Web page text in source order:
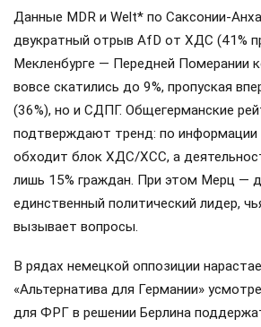
Данные MDR и Welt* по Саксонии-
двукратный отрыв AfD от ХДС (41%
Мекленбурге — Передней Померании
вовсе скатились до 9%, пропуская
(36%), но и СДПГ. Общегерманские
подтверждают тренд: по информации
обходит блок ХДС/ХСС, а
лишь 15% граждан. При этом Мерц —
единственный политический лидер,
вызывает вопросы.
В рядах немецкой оппозиции
«Альтернатива для Германии»
для ФРГ в решении Берлина